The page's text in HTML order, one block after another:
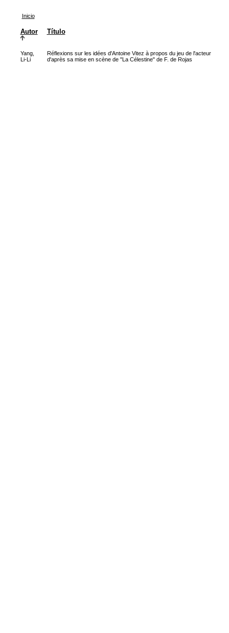
Inicio
Autor Título
Yang,
Li-Li
Réflexions sur les idées d'Antoine Vitez à propos du jeu de l'acteur
d'après sa mise en scène de "La Célestine" de F. de Rojas